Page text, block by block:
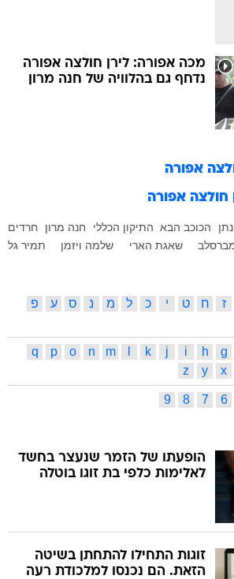
מכה אפורה: לירן חולצה אפורה
נדחף גם בהלוויה של חנה מרון
אפורה
חולצה אפורה
הכוכב הבא התיקון הכללי חנה מרון
חרדים
שאגת הארי שלמה ויזמן תמיר גל
ז ח ט י כ ל מ נ ס ע
פ
g
h
i
j
k
m
n
o
p
q
x
y
z
6
7
8
9
הופעתו של הזמר שנעצר בחשד
לאלימות כלפי בת זוגו בוטלה
זוגות התחילו להתחתן בשיטה
הזאת. הם נכנסו למלכודת רעה